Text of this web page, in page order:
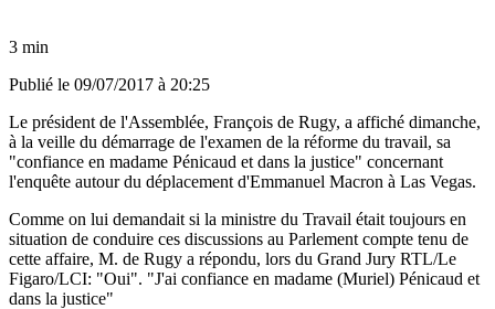
3 min
Publié le 09/07/2017 à 20:25
Le président de l'Assemblée, François de Rugy, a affiché dimanche,
à la veille du démarrage de l'examen de la réforme du travail, sa
"confiance en madame Pénicaud et dans la justice" concernant
l'enquête autour du déplacement d'Emmanuel Macron à Las Vegas.
Comme on lui demandait si la ministre du Travail était toujours en
situation de conduire ces discussions au Parlement compte tenu de
cette affaire, M. de Rugy a répondu, lors du Grand Jury RTL/Le
Figaro/LCI: "Oui". "J'ai confiance en madame (Muriel) Pénicaud et
dans la justice"